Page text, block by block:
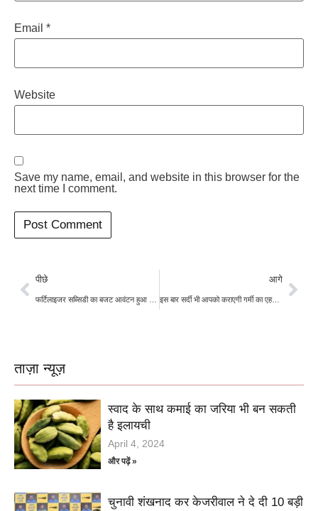
Email *
Website
Save my name, email, and website in this browser for the
next time I comment.
पीछे आगे
इस बार सर्दी भी आपको कराएगी गर्मी का एहसास! जानिए मौसम वैज्ञानिक ऐसा क्यों कह रहे हैं?
ताज़ा न्यूज़
स्वाद के साथ कमाई का जरिया भी बन सकती
है इलायची
April 4, 2024
और पढ़ें »
चुनावी शंखनाद कर केजरीवाल ने दे दी 10 बड़ी